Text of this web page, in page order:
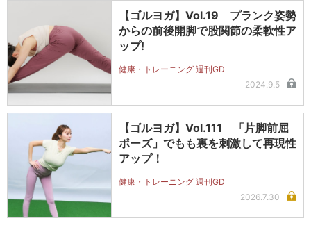
【ゴルヨガ】Vol.19 プランク姿勢
からの前後開脚で股関節の柔軟性ア
ップ!
健康・トレーニング 週刊GD
2024.9.5
【ゴルヨガ】Vol.111 「片脚前屈
ポーズ」でもも裏を刺激して再現性
アップ！
健康・トレーニング 週刊GD
2026.7.30